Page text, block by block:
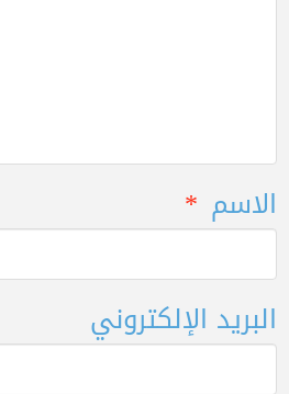
الاسم *
البريد الإلكتروني